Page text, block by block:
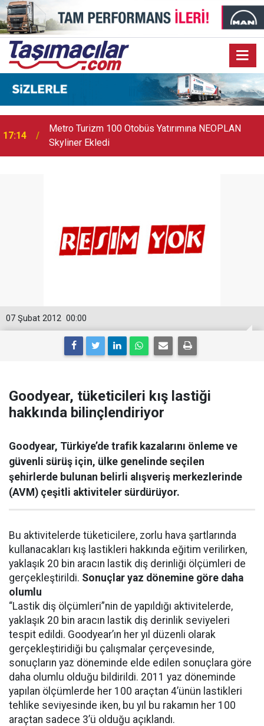
17:07 Audi Q9 Markanın En Büyük SUV Modeli Oldu
00:00
07 Şubat 2012
Goodyear, tüketicileri kış lastiği
hakkında bilinçlendiriyor
Goodyear, Türkiye’de trafik kazalarını önleme ve
güvenli sürüş için, ülke genelinde seçilen
şehirlerde bulunan belirli alışveriş merkezlerinde
(AVM) çeşitli aktiviteler sürdürüyor.
Bu aktivitelerde tüketicilere, zorlu hava şartlarında
kullanacakları kış lastikleri hakkında eğitim verilirken,
yaklaşık 20 bin aracın lastik diş derinliği ölçümleri de
gerçekleştirildi. Sonuçlar yaz dönemine göre daha
olumlu
“Lastik diş ölçümleri”nin de yapıldığı aktivitelerde,
yaklaşık 20 bin aracın lastik diş derinlik seviyeleri
tespit edildi. Goodyear’ın her yıl düzenli olarak
gerçekleştiridiği bu çalışmalar çerçevesinde,
sonuçların yaz döneminde elde edilen sonuçlara göre
daha olumlu olduğu bildirildi. 2011 yaz döneminde
yapılan ölçümlerde her 100 araçtan 4’ünün lastikleri
tehlike seviyesinde iken, bu yıl bu rakamın her 100
araçtan sadece 3’ü olduğu açıklandı.